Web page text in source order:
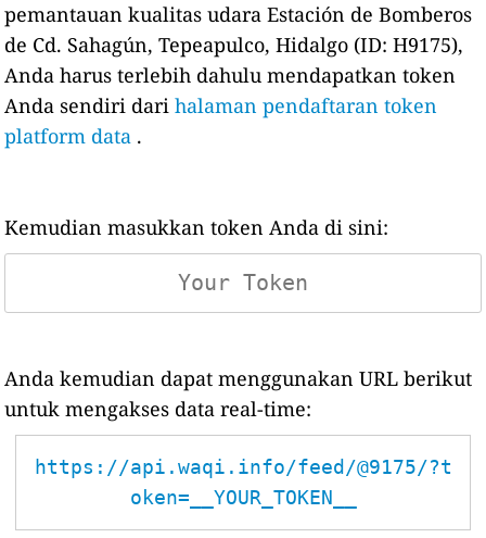
pemantauan kualitas udara Estación de Bomberos
de Cd. Sahagún, Tepeapulco, Hidalgo (ID: H9175),
Anda harus terlebih dahulu mendapatkan token
Anda sendiri darihalaman pendaftaran token
platform data .
Kemudian masukkan token Anda di sini:
Anda kemudian dapat menggunakan URL berikut
untuk mengakses data real-time:
https://api.waqi.info/feed/@9175/?t
oken=__YOUR_TOKEN__